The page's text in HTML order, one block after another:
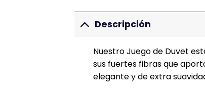
Descripción
Nuestro Juego de Duvet
sus fuertes fibras que
elegante y de extra